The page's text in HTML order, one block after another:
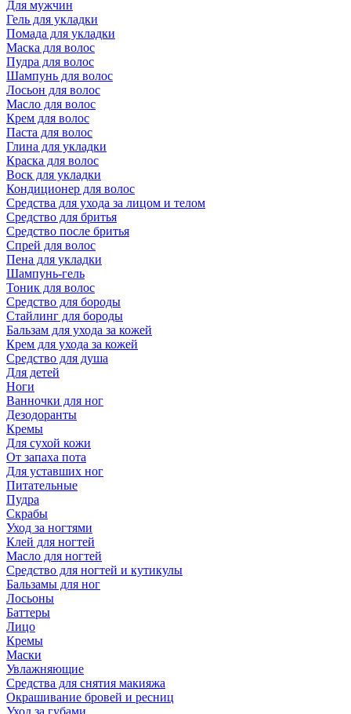
Для мужчин
Гель для укладки
Помада для укладки
Маска для волос
Пудра для волос
Шампунь для волос
Лосьон для волос
Масло для волос
Крем для волос
Паста для волос
Глина для укладки
Краска для волос
Воск для укладки
Кондиционер для волос
Средства для ухода за лицом и телом
Средство для бритья
Средство после бритья
Спрей для волос
Пена для укладки
Шампунь-гель
Тоник для волос
Средство для бороды
Стайлинг для бороды
Бальзам для ухода за кожей
Крем для ухода за кожей
Средство для душа
Для детей
Ноги
Ванночки для ног
Дезодоранты
Кремы
Для сухой кожи
От запаха пота
Для уставших ног
Питательные
Пудра
Скрабы
Уход за ногтями
Клей для ногтей
Масло для ногтей
Средство для ногтей и кутикулы
Бальзамы для ног
Лосьоны
Баттеры
Лицо
Кремы
Маски
Увлажняющие
Средства для снятия макияжа
Окрашивание бровей и ресниц
Уход за губами